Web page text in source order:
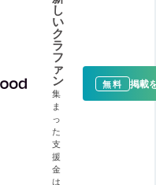
し
い
ク
ラ
フ
ァ
ン
集
ま
っ
た
支
援
金
は
無料 掲載